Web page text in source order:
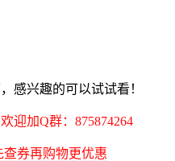
感兴趣的可以试试看！
迎加Q群：875874264
券再购物更优惠